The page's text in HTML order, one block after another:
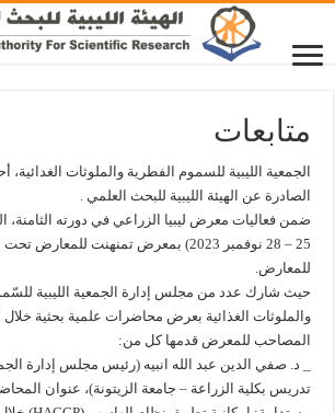
متابعات
الجمعية الليبية للسموم الفطرية والملوثات الغدائية،
الصادرة عن الهيئة الليبية للبحث العلمي .
ضمن فعاليات معرض ليبيا الزراعي في دورته الثامنة،
25 – 28 نوفمبر 2023) بمعرض تمنهنت
للمعارض.
حيث شارك عدد من مجلس إدارة الجمعية الليبية
والملوثات الغذائية بعرض محاضرات علمية بحثية خلال
المصاحب للمعرض قدمها كل من:
_ د. صفي الدين عبد الله انبيه (رئيس مجلس إدارة
تدريس بكلية الزراعة – جامعة الزيتونة)، عنوان